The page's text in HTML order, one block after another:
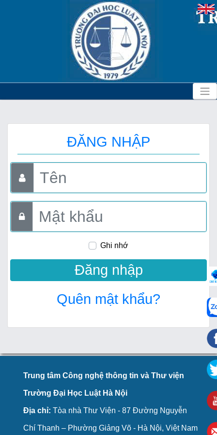
ĐĂNG NHẬP
Ghi nhớ
Quên mật khẩu?
Trung tâm Công nghệ thông tin và Thư viện
Trường Đại Học Luật Hà Nội
Địa chỉ: Tòa nhà Thư Viện - 87 Đường Nguyễn
Chí Thanh – Phường Giảng Võ - Hà Nội, Việt Nam